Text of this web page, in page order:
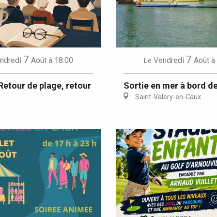
7 Août à 18:00
de plage, retour
Le Vendredi 7 Août à
Sortie en mer à bord
Saint-Valery-en-Caux